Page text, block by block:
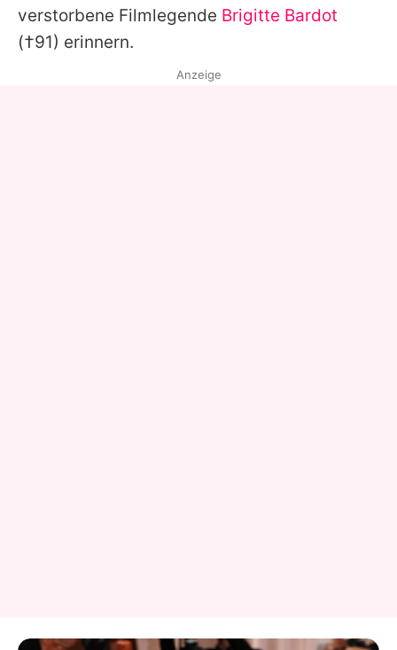
verstorbene Filmlegende Brigitte Bardot
(†91) erinnern.
Anzeige